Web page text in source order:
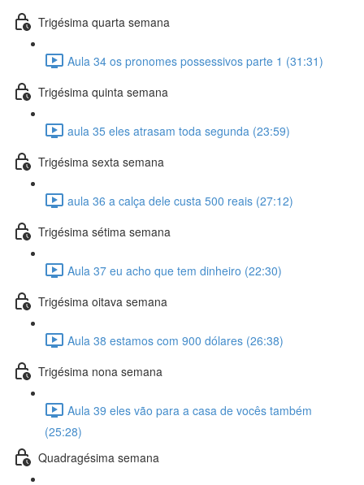
Trigésima quarta semana
Aula 34 os pronomes possessivos parte 1 (31:31)
Trigésima quinta semana
aula 35 eles atrasam toda segunda (23:59)
Trigésima sexta semana
aula 36 a calça dele custa 500 reais (27:12)
Trigésima sétima semana
Aula 37 eu acho que tem dinheiro (22:30)
Trigésima oitava semana
Aula 38 estamos com 900 dólares (26:38)
Trigésima nona semana
Aula 39 eles vão para a casa de vocês também
(25:28)
Quadragésima semana